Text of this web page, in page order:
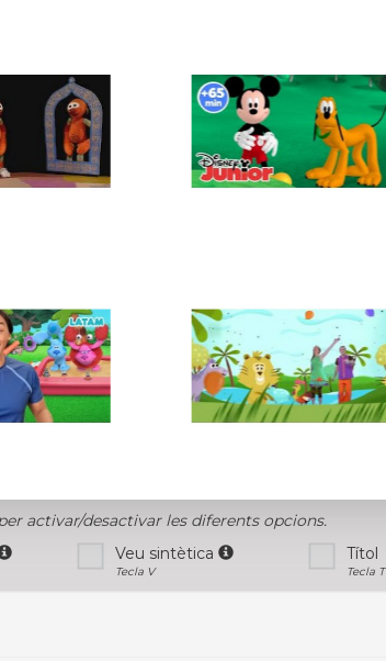
activar/desactivar les diferents opcions.
Veu sintètica
Tecla V
Títol
Tecla T